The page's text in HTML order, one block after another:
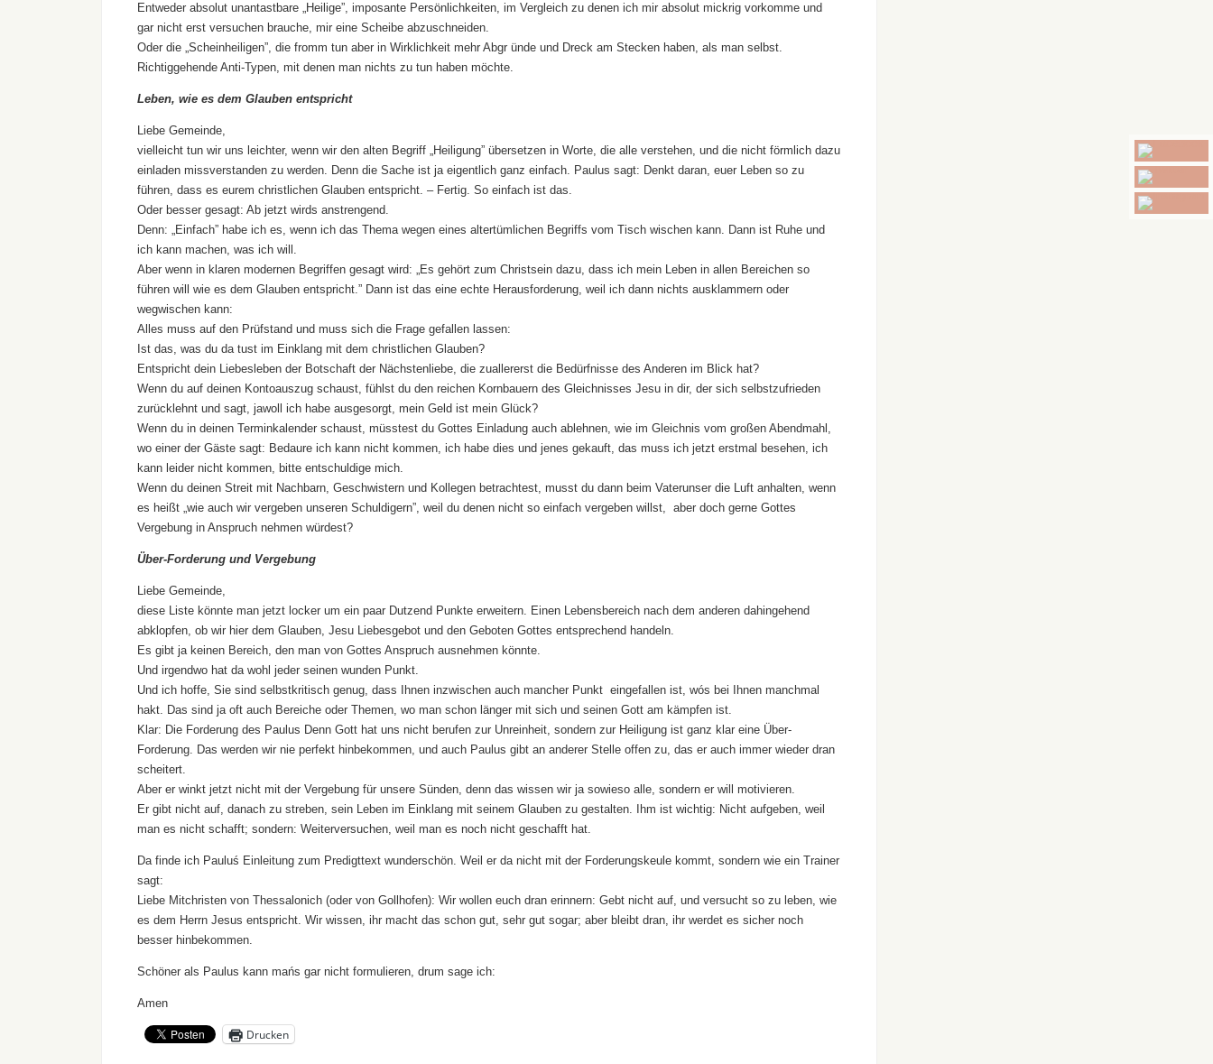
Entweder absolut unantastbare „Heilige”, imposante Persönlichkeiten, im Vergleich zu denen ich mir absolut mickrig vorkomme und
gar nicht erst versuchen brauche, mir eine Scheibe abzuschneiden.
Oder die „Scheinheiligen”, die fromm tun aber in Wirklichkeit mehr Abgr ünde und Dreck am Stecken haben, als man selbst.
Richtiggehende Anti-Typen, mit denen man nichts zu tun haben möchte.
Leben, wie es dem Glauben entspricht
Liebe Gemeinde,
vielleicht tun wir uns leichter, wenn wir den alten Begriff „Heiligung” übersetzen in Worte, die alle verstehen, und die nicht förmlich dazu
einladen missverstanden zu werden. Denn die Sache ist ja eigentlich ganz einfach. Paulus sagt: Denkt daran, euer Leben so zu
führen, dass es eurem christlichen Glauben entspricht. – Fertig. So einfach ist das.
Oder besser gesagt: Ab jetzt wirds anstrengend.
Denn: „Einfach” habe ich es, wenn ich das Thema wegen eines altertümlichen Begriffs vom Tisch wischen kann. Dann ist Ruhe und
ich kann machen, was ich will.
Aber wenn in klaren modernen Begriffen gesagt wird: „Es gehört zum Christsein dazu, dass ich mein Leben in allen Bereichen so
führen will wie es dem Glauben entspricht.” Dann ist das eine echte Herausforderung, weil ich dann nichts ausklammern oder
wegwischen kann:
Alles muss auf den Prüfstand und muss sich die Frage gefallen lassen:
Ist das, was du da tust im Einklang mit dem christlichen Glauben?
Entspricht dein Liebesleben der Botschaft der Nächstenliebe, die zuallererst die Bedürfnisse des Anderen im Blick hat?
Wenn du auf deinen Kontoauszug schaust, fühlst du den reichen Kornbauern des Gleichnisses Jesu in dir, der sich selbstzufrieden
zurücklehnt und sagt, jawoll ich habe ausgesorgt, mein Geld ist mein Glück?
Wenn du in deinen Terminkalender schaust, müsstest du Gottes Einladung auch ablehnen, wie im Gleichnis vom großen Abendmahl,
wo einer der Gäste sagt: Bedaure ich kann nicht kommen, ich habe dies und jenes gekauft, das muss ich jetzt erstmal besehen, ich
kann leider nicht kommen, bitte entschuldige mich.
Wenn du deinen Streit mit Nachbarn, Geschwistern und Kollegen betrachtest, musst du dann beim Vaterunser die Luft anhalten, wenn
es heißt „wie auch wir vergeben unseren Schuldigern”, weil du denen nicht so einfach vergeben willst, aber doch gerne Gottes
Vergebung in Anspruch nehmen würdest?
Über-Forderung und Vergebung
Liebe Gemeinde,
diese Liste könnte man jetzt locker um ein paar Dutzend Punkte erweitern. Einen Lebensbereich nach dem anderen dahingehend
abklopfen, ob wir hier dem Glauben, Jesu Liebesgebot und den Geboten Gottes entsprechend handeln.
Es gibt ja keinen Bereich, den man von Gottes Anspruch ausnehmen könnte.
Und irgendwo hat da wohl jeder seinen wunden Punkt.
Und ich hoffe, Sie sind selbstkritisch genug, dass Ihnen inzwischen auch mancher Punkt eingefallen ist, wós bei Ihnen manchmal
hakt. Das sind ja oft auch Bereiche oder Themen, wo man schon länger mit sich und seinen Gott am kämpfen ist.
Klar: Die Forderung des Paulus Denn Gott hat uns nicht berufen zur Unreinheit, sondern zur Heiligung ist ganz klar eine Über-
Forderung. Das werden wir nie perfekt hinbekommen, und auch Paulus gibt an anderer Stelle offen zu, das er auch immer wieder dran
scheitert.
Aber er winkt jetzt nicht mit der Vergebung für unsere Sünden, denn das wissen wir ja sowieso alle, sondern er will motivieren.
Er gibt nicht auf, danach zu streben, sein Leben im Einklang mit seinem Glauben zu gestalten. Ihm ist wichtig: Nicht aufgeben, weil
man es nicht schafft; sondern: Weiterversuchen, weil man es noch nicht geschafft hat.
Da finde ich Pauluś Einleitung zum Predigttext wunderschön. Weil er da nicht mit der Forderungskeule kommt, sondern wie ein Trainer
sagt:
Liebe Mitchristen von Thessalonich (oder von Gollhofen): Wir wollen euch dran erinnern: Gebt nicht auf, und versucht so zu leben, wie
es dem Herrn Jesus entspricht. Wir wissen, ihr macht das schon gut, sehr gut sogar; aber bleibt dran, ihr werdet es sicher noch
besser hinbekommen.
Schöner als Paulus kann mańs gar nicht formulieren, drum sage ich:
Amen
Drucken